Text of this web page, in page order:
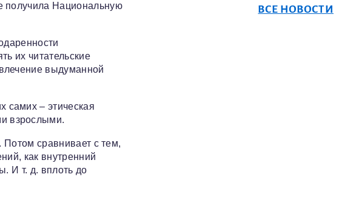
получила Национальную
их читательские
выдуманной
самих – этическая
взрослыми.
Потом сравнивает с тем,
как внутренний
И т. д. вплоть до
ВСЕ НОВОСТИ